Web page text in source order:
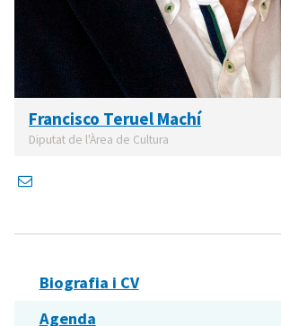
Francisco Teruel Machí
Diputat de l'Àrea de Cultura
Biografia i CV
Agenda